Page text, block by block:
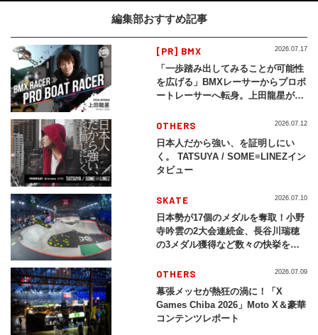
編集部おすすめ記事
[PR] BMX
「一歩踏み出してみることが可能性
を広げる」BMXレーサーからプロボ
ートレーサーへ転身。上田龍星が体
2026.07.17
OTHERS
日本人だから強い、を証明しにい
く。 TATSUYA / SOME≡LINEZイン
タビュー
2026.07.12
SKATE
日本勢が17個のメダルを奪取！小野
寺吟雲の2大会連続金、長谷川瑞穂
の3メダル獲得など数々の快挙をプ
2026」
2026.07.10
OTHERS
幕張メッセが熱狂の渦に！「X
Games Chiba 2026」Moto X＆豪華
コンテンツレポート
2026.07.09